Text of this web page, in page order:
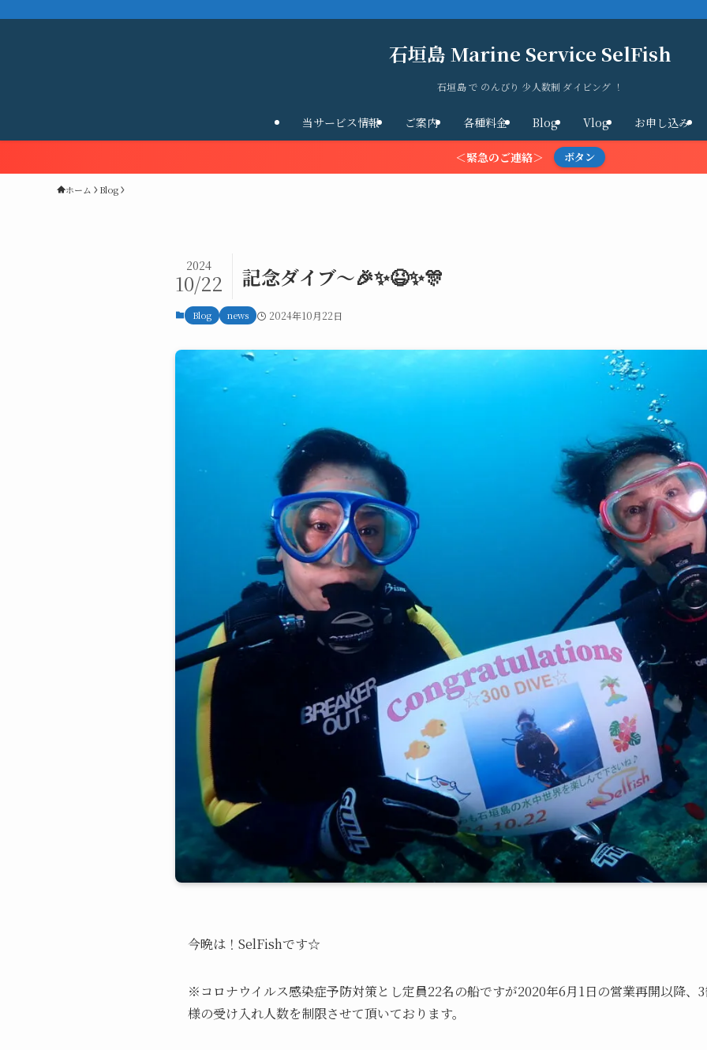
石垣島 Marine Service SelFish
石垣島 で のんびり 少人数制 ダイビング ！
当サービス情報 ご案内 各種料金 Blog Vlog お申し込み
＜緊急のご連絡＞ ボタン
ホーム Blog
記念ダイブ～🎉✨😆✨🎊
2024
10/22
Blog news 2024年10月22日
今晩は！SelFishです☆
※コロナウイルス感染症予防対策とし定員22名の船ですが2020年6月1日の営業再開以降、
様の受け入れ人数を制限させて頂いております。